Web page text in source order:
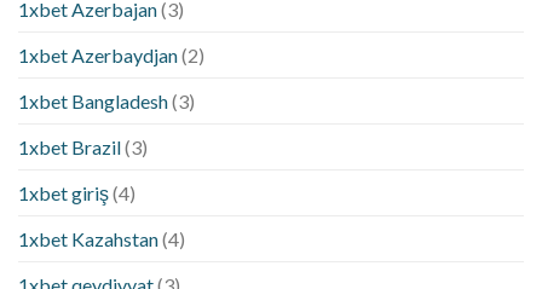
1xbet Azerbajan(3)
1xbet Azerbaydjan(2)
1xbet Bangladesh(3)
1xbet Brazil(3)
1xbet giriş(4)
1xbet Kazahstan(4)